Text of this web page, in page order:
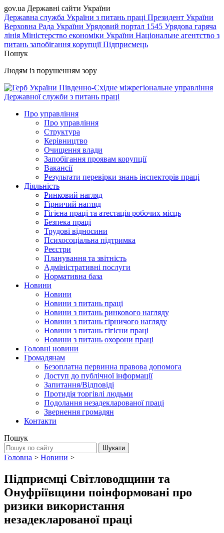
gov.ua Державні сайти України
Державна служба України з питань праці Президент України
Верховна Рада України Урядовий портал 1545 Урядова гаряча
лінія Міністерство економіки України Національне агентство з
питань запобігання корупціїПідприємець
Пошук
Людям із порушенням зору
Південно-Східне міжрегіональне управління
Державної служби з питань праці
Про управління
Про управління
Структура
Керівництво
Очищення влади
Запобігання проявам корупції
Вакансії
Результати перевірки знань інспекторів праці
Діяльність
Ринковий нагляд
Гірничий нагляд
Гігієна праці та атестація робочих місць
Безпека праці
Трудові відносини
Психосоціальна підтримка
Реєстри
Планування та звітність
Адміністративні послуги
Нормативна база
Новини
Новини
Новини з питань праці
Новини з питань ринкового нагляду
Новини з питань гірничого нагляду
Новини з питань гігієни праці
Новини з питань охорони праці
Головні новини
Громадянам
Безоплатна первинна правова допомога
Доступ до публічної інформації
Запитання/Відповіді
Протидія торгівлі людьми
Подолання незадекларованої праці
Звернення громадян
Контакти
Пошук
Головна > Новини >
Підприємці Світловодщини та
Онуфріївщини поінформовані про
ризики використання
незадекларованої праці